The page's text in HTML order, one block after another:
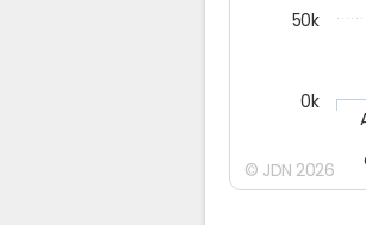
0k
50k
© JDN 2026